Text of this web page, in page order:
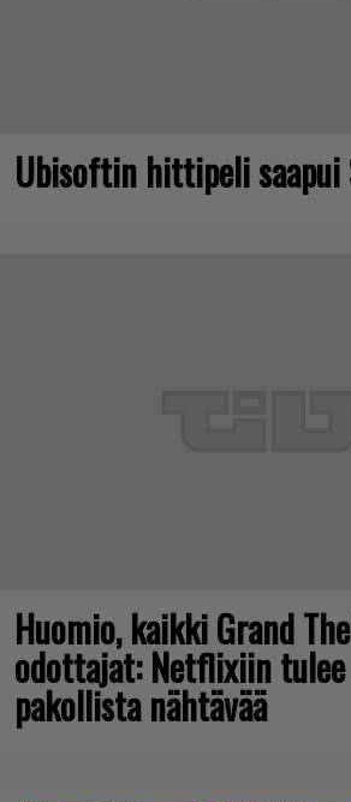
Ubisoftin hittipeli saapui
Huomio, kaikki Grand
odottajat: Netflixiin
pakollista nähtävää